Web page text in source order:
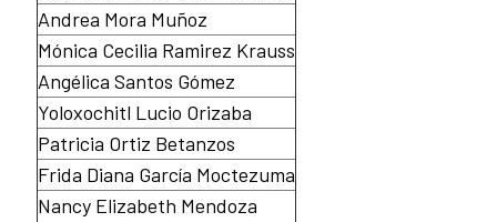
Andrea Mora Muñoz
Mónica Cecilia Ramirez Krauss
⁠Angélica Santos Gómez
Yoloxochitl Lucio Orizaba
Patricia Ortiz Betanzos
Frida Diana García Moctezuma
Nancy Elizabeth Mendoza